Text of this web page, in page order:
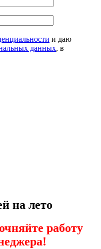
и даю
данных, в
на лето
работу